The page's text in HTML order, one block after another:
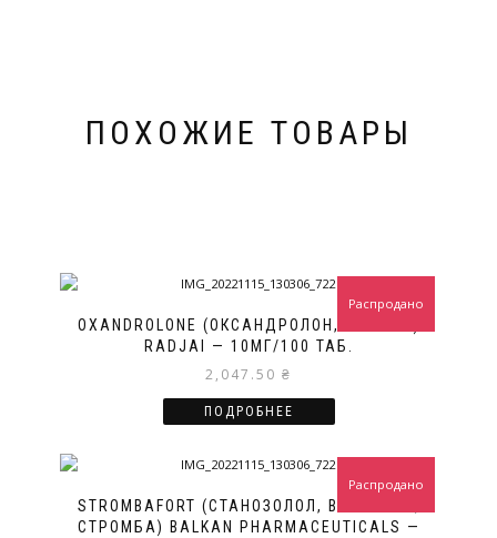
ПОХОЖИЕ ТОВАРЫ
OXANDROLONE (ОКСАНДРОЛОН, АНАВАР)
RADJAI — 10МГ/100 ТАБ.
2,047.50 ₴
Распродано
ПОДРОБНЕЕ
STROMBAFORT (СТАНОЗОЛОЛ, ВИНСТРОЛ,
СТРОМБА) BALKAN PHARMACEUTICALS —
Распродано